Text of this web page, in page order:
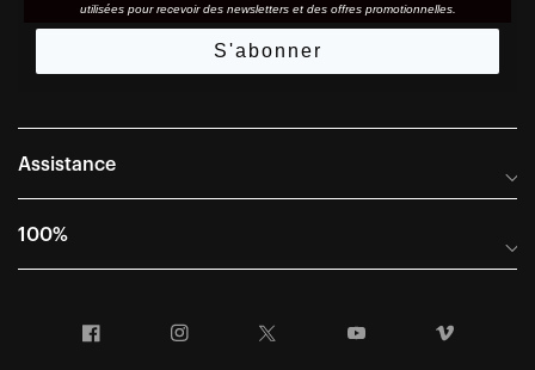
utilisées pour recevoir des newsletters et des offres promotionnelles.
S'abonner
Assistance
Foire aux questions
Conditions générales de vente
100%
Informations sur l'entreprise
Facebook Instagram YouTube